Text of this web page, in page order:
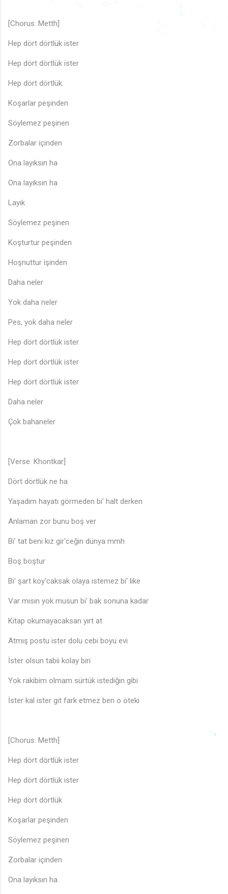
[Chorus: Metth]
Hep dört dörtlük ister
Hep dört dörtlük ister
Hep dört dörtlük
Koşarlar peşinden
Söylemez peşinen
Zorbalar içinden
Ona layıksın ha
Ona layıksın ha
Layık
Söylemez peşinen
Koşturtur peşinden
Hoşnuttur işinden
Daha neler
Yok daha neler
Pes, yok daha neler
Hep dört dörtlük ister
Hep dört dörtlük ister
Hep dört dörtlük ister
Daha neler
Çok bahaneler
[Verse: Khontkar]
Dört dörtlük ne ha
Yaşadım hayatı görmeden bi' halt derken
Anlaman zor bunu boş ver
Bi’ tat beni kız gir'ceğin dünya mmh
Boş boştur
Bi' şart koy'caksak olaya istemez bi' like
Var mısın yok musun bi' bak sonuna kadar
Kitap okumayacaksan yırt at
Atmış postu ister dolu cebi boyu evi
İster olsun tabii kolay biri
Yok rakibim olmam sürtük istediğin gibi
İster kal ister git fark etmez ben o öteki
[Chorus: Metth]
Hep dört dörtlük ister
Hep dört dörtlük ister
Hep dört dörtlük
Koşarlar peşinden
Söylemez peşinen
Zorbalar içinden
Ona layıksın ha
♩
♪♪
♩
♬
♬
♫
♫
♫